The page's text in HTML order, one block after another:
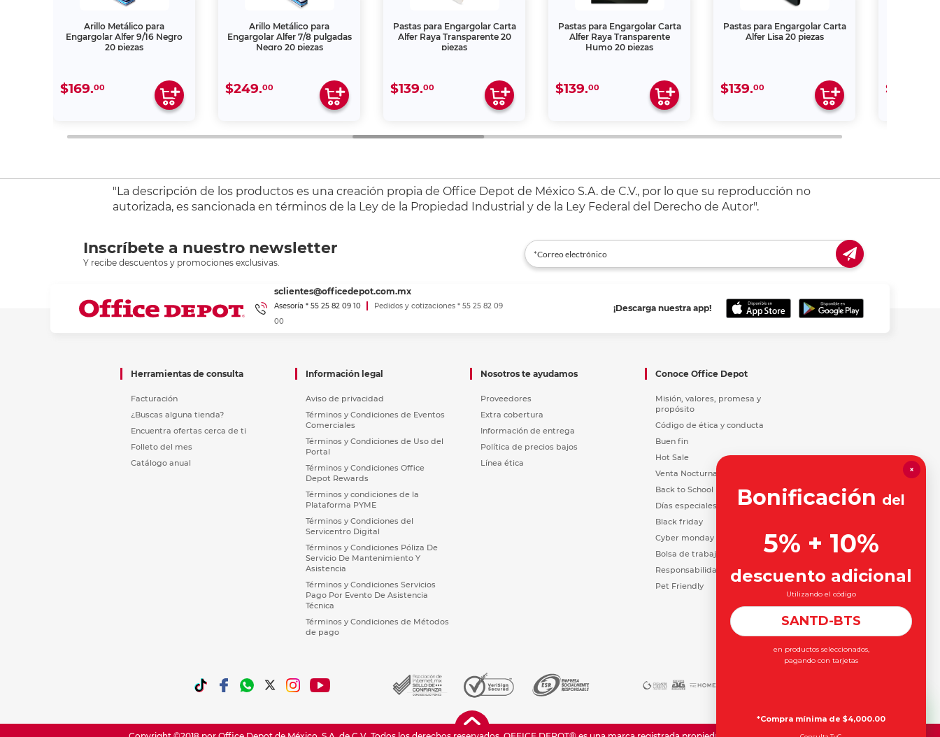
Arillo Metálico para
Engargolar Alfer 9/16 Negro
20 piezas
$169.00
Arillo Metálico para
Engargolar Alfer 7/8 pulgadas
Negro 20 piezas
$249.00
Pastas para Engargolar Carta
Alfer Raya Transparente 20
piezas
$139.00
Pastas para Engargolar Carta
Alfer Raya Transparente
Humo 20 piezas
$139.00
Pastas para Engargolar Carta
Alfer Lisa 20 piezas
$139.00 $139.
"La descripción de los productos es una creación propia de Office Depot de México S.A. de C.V., por lo que su reproducción no
autorizada, es sancionada en términos de la Ley de la Propiedad Industrial y de la Ley Federal del Derecho de Autor".
Inscríbete a nuestro newsletter
Y recibe descuentos y promociones exclusivas.
¡Descarga nuestra app!
sclientes@officedepot.com.mx
Asesoría * 55 25 82 09 10
Pedidos y cotizaciones * 55 25 82 09
00
Herramientas de consulta
Facturación
¿Buscas alguna tienda?
Encuentra ofertas cerca de ti
Folleto del mes
Catálogo anual
Información legal
Aviso de privacidad
Términos y Condiciones de Eventos
Comerciales
Términos y Condiciones de Uso del
Portal
Términos y Condiciones Office
Depot Rewards
Términos y condiciones de la
Plataforma PYME
Términos y Condiciones del
Servicentro Digital
Términos y Condiciones Póliza De
Servicio De Mantenimiento Y
Asistencia
Términos y Condiciones Servicios
Pago Por Evento De Asistencia
Técnica
Términos y Condiciones de Métodos
de pago
Nosotros te ayudamos
Proveedores
Extra cobertura
Información de entrega
Política de precios bajos
Línea ética
Conoce Office Depot
Misión, valores, promesa y
propósito
Código de ética y conducta
Buen fin
Hot Sale
Venta Nocturna
Back to School
Días especiales
Black friday
Cyber monday
Bolsa de trabajo
Responsabilidad Social
Pet Friendly
×
Bonificación del
5% + 10%
descuento adicional
Utilizando el código
SANTD-BTS
en productos seleccionados,
pagando con tarjetas
*Compra mínima de $4,000.00